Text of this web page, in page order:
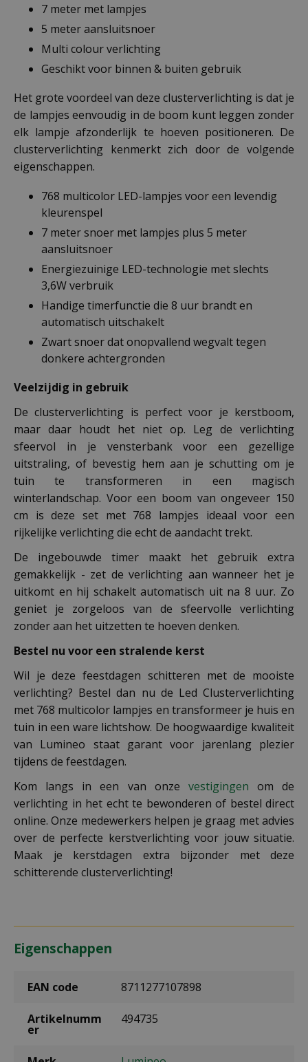
7 meter met lampjes
5 meter aansluitsnoer
Multi colour verlichting
Geschikt voor binnen & buiten gebruik
Het grote voordeel van deze clusterverlichting is dat je
de lampjes eenvoudig in de boom kunt leggen zonder
elk lampje afzonderlijk te hoeven positioneren. De
clusterverlichting kenmerkt zich door de volgende
eigenschappen.
768 multicolor LED-lampjes voor een levendig
kleurenspel
7 meter snoer met lampjes plus 5 meter
aansluitsnoer
Energiezuinige LED-technologie met slechts
3,6W verbruik
Handige timerfunctie die 8 uur brandt en
automatisch uitschakelt
Zwart snoer dat onopvallend wegvalt tegen
donkere achtergronden
Veelzijdig in gebruik
De clusterverlichting is perfect voor je kerstboom,
maar daar houdt het niet op. Leg de verlichting
sfeervol in je vensterbank voor een gezellige
uitstraling, of bevestig hem aan je schutting om je
tuin te transformeren in een magisch
winterlandschap. Voor een boom van ongeveer 150
cm is deze set met 768 lampjes ideaal voor een
rijkelijke verlichting die echt de aandacht trekt.
De ingebouwde timer maakt het gebruik extra
gemakkelijk - zet de verlichting aan wanneer het je
uitkomt en hij schakelt automatisch uit na 8 uur. Zo
geniet je zorgeloos van de sfeervolle verlichting
zonder aan het uitzetten te hoeven denken.
Bestel nu voor een stralende kerst
Wil je deze feestdagen schitteren met de mooiste
verlichting? Bestel dan nu de Led Clusterverlichting
met 768 multicolor lampjes en transformeer je huis en
tuin in een ware lichtshow. De hoogwaardige kwaliteit
van Lumineo staat garant voor jarenlang plezier
tijdens de feestdagen.
Kom langs in een van onze vestigingen om de
verlichting in het echt te bewonderen of bestel direct
online. Onze medewerkers helpen je graag met advies
over de perfecte kerstverlichting voor jouw situatie.
Maak je kerstdagen extra bijzonder met deze
schitterende clusterverlichting!
Eigenschappen
EAN code 8711277107898
Artikelnumm
er
494735